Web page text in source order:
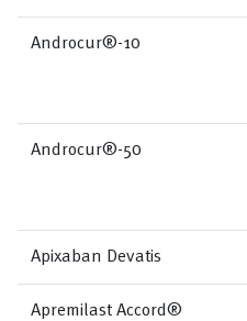
Androcur®-10
Androcur®-50
Apixaban Devatis
Apremilast Accord®